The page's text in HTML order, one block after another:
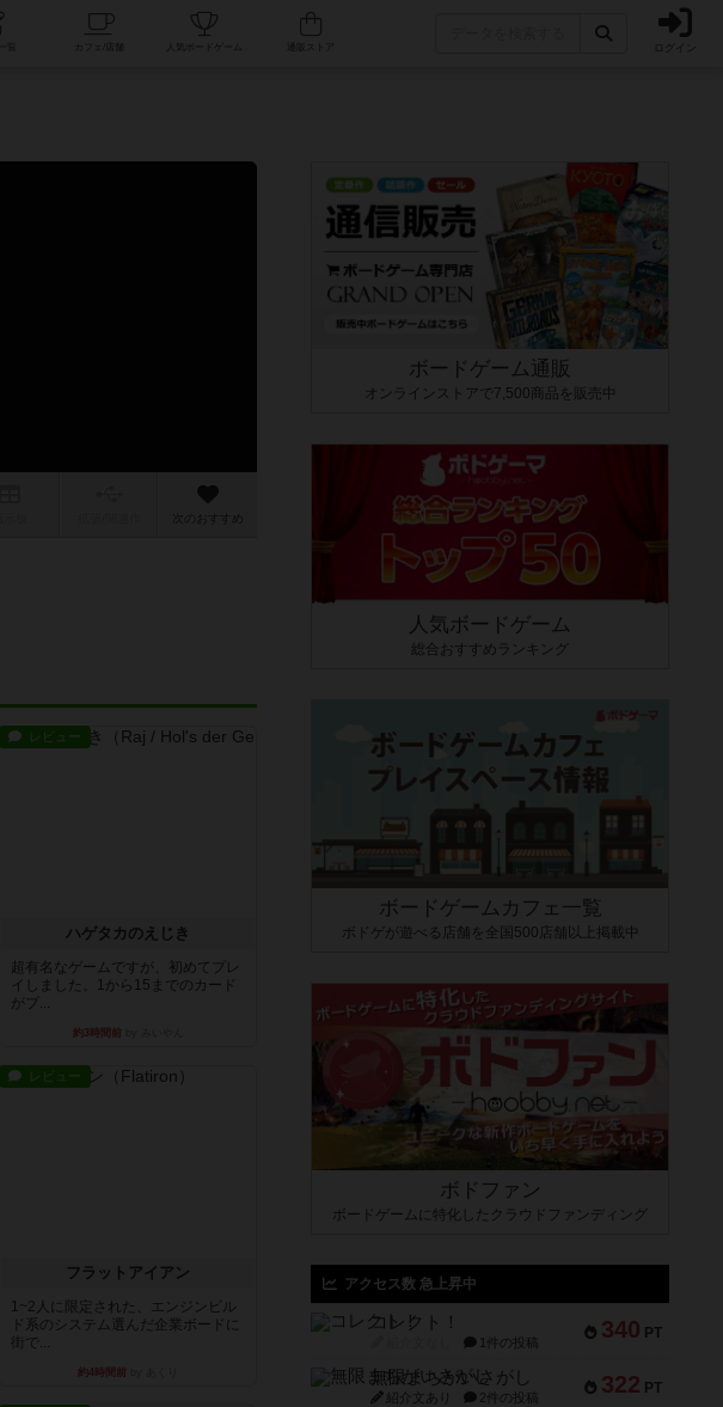
人気ボードゲーム ログイン
次のおすすめ
レビュー
ハゲタカのえじき
超有名なゲームですが、初めてプレ
イしました。1から15までのカード
がプ...
約3時間前
レビュー
フラットアイアン
1~2人に限定された、エンジンビル
ド系のシステム選んだ企業ボードに
街で...
約4時間前
ボードゲーム通販
オンラインストアで7,500商品を販売中
人気ボードゲーム
総合おすすめランキング
ボードゲームカフェ一覧
ボドゲが遊べる店舗を全国500店舗以上掲載中
ボドファン
ボードゲームに特化したクラウドファンディング
アクセス数 急上昇中
340 PT
コレクト！
1件の投稿
322 PT
無限まちがいさがし
紹介文あり 2件の投稿